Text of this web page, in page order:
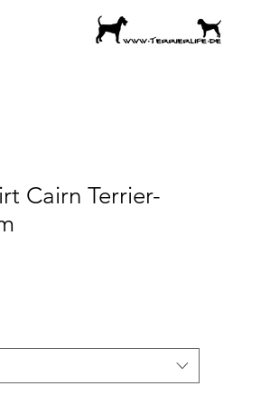
Cairn Terrier-